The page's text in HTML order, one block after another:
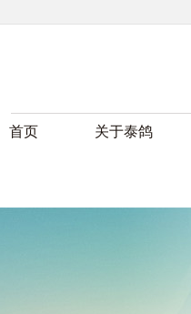
首页 关于泰鸽